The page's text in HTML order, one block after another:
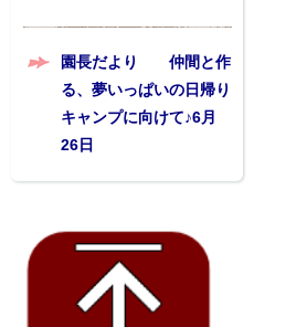
園長だより 仲間と作
る、夢いっぱいの日帰り
キャンプに向けて♪6月
26日